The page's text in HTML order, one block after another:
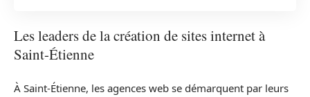
Les leaders de la création de sites internet à
Saint-Étienne
À Saint-Étienne, les agences web se démarquent par leurs